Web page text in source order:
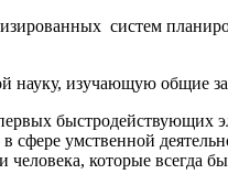
систем
науку, изучающую общие
умственной
человека, которые